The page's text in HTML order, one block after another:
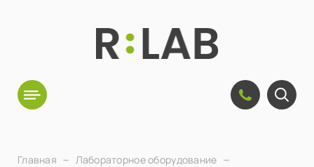
Главная
Лабораторное оборудование